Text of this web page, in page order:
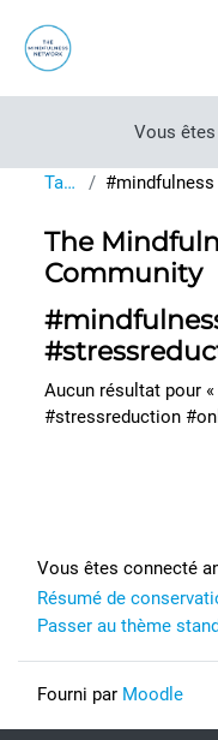
Vous
Tags
The
Community
Aucun résultat pour
#stressreduction
Vous êtes connecté
Résumé de
Passer au thème
Fourni par Moodle